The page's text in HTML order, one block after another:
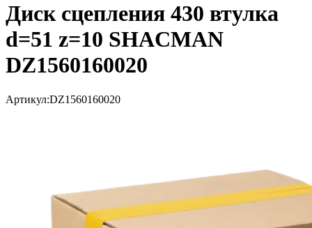
Диск сцепления 430 втулка
d=51 z=10 SHACMAN
DZ1560160020
Артикул:DZ1560160020